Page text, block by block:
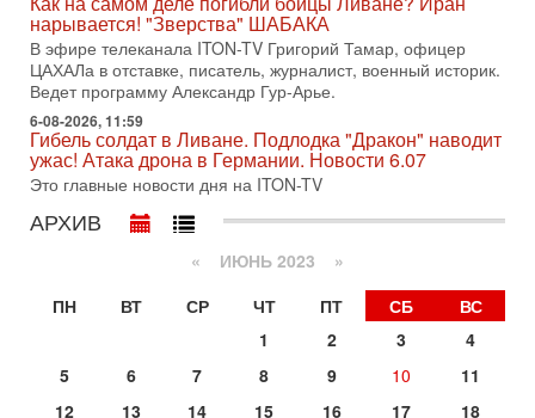
Недавний визит премьер-министра Израиля Биньямина
Нетаньяху в США и его встреча с Дональдом Трампом
оставили больше вопросов, чем ответов. Полная
31-07-2026, 15:18
Иран готовит покушение на Нетаниягу! Трамп не
хочет эскалации, но КСИР готовит взрыв!
В эфире телеканала ITON-TV СЕРГЕЙ МИГДАЛЬ, эксперт
по вопросам безопасности, офицер запаса
Международного управления полиции Израиля, автор
31-07-2026, 09:02
Битва за разоружение ХАМАСа - НОВОСТИ
Сегодня президент США Дональд Трамп заявил о
достижении исторического соглашения о полном
разоружении ХАМАСа и других вооруженных группировок в
30-07-2026, 17:59
Иран доведет Трампа до крайних мер? Разбор и
оценка от военного обозревателя Давида Шарпа
нарывается! "Зверства" ШАБАКА
В эфире телеканала ITON-TV Григорий Тамар, офицер
ЦАХАЛа в отставке, писатель, журналист, военный историк.
Ведет программу Александр Гур-Арье.
6-08-2026, 11:59
Гибель солдат в Ливане. Подлодка "Дракон" наводит
ужас! Атака дрона в Германии. Новости 6.07
Это главные новости дня на ITON-TV
АРХИВ
« ИЮНЬ 2023 »
ПН
ВТ СР ЧТ ПТ СБ
ВС
1
2 3
4
5
6 7 8 9 10
11
12
13 14 15 16 17
18